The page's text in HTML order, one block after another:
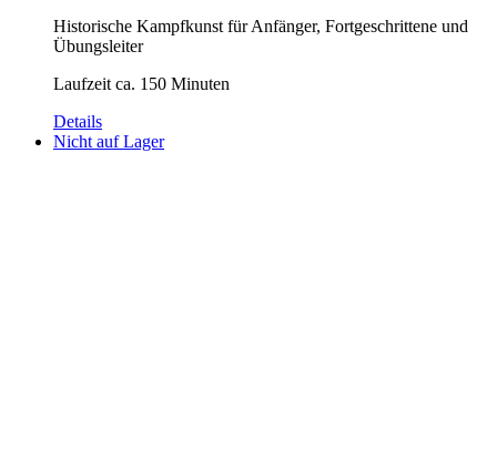
Historische Kampfkunst für Anfänger, Fortgeschrittene und
Übungsleiter
Laufzeit ca. 150 Minuten
Details
Nicht auf Lager